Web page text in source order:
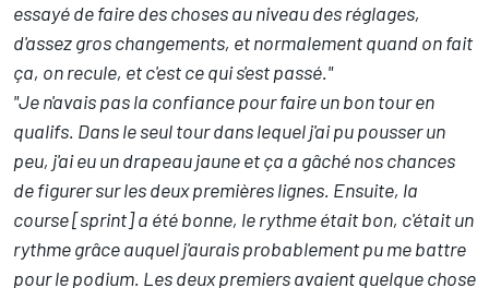
essayé de faire des choses au niveau des réglages,
d'assez gros changements, et normalement quand on fait
ça, on recule, et c'est ce qui s'est passé."
"Je n'avais pas la confiance pour faire un bon tour en
qualifs. Dans le seul tour dans lequel j'ai pu pousser un
peu, j'ai eu un drapeau jaune et ça a gâché nos chances
de figurer sur les deux premières lignes. Ensuite, la
course [sprint] a été bonne, le rythme était bon, c'était un
rythme grâce auquel j'aurais probablement pu me battre
pour le podium. Les deux premiers avaient quelque chose